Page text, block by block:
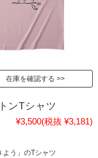
在庫を確認する
ンTシャツ
¥3,500(税抜 ¥3,181)
よう」のTシャツ